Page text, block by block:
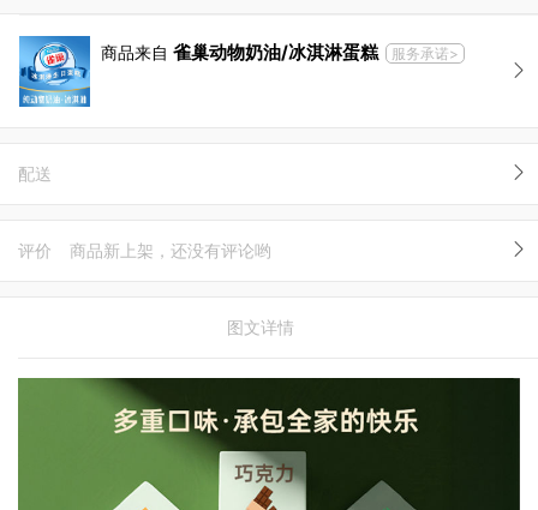
商品来自 雀巢动物奶油/冰淇淋蛋糕 服务承诺>
配送
评价 商品新上架，还没有评论哟
图文详情